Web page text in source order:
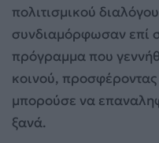
πολιτισμικού
συνδιαμόρφωσαν επί
πρόγραμμα που
κοινού,
μπορούσε να
ξανά.